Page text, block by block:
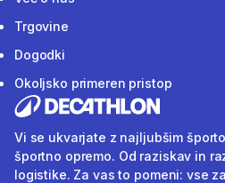
Trgovine
Dogodki
Okoljsko primeren pristop
Vi se ukvarjate z najljubšim
športno opremo. Od raziskav in
logistike. Za vas to pomeni: vse